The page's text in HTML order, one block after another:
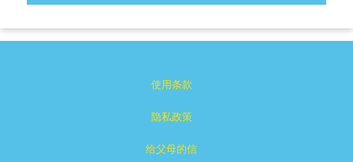
使用条款
隐私政策
给父母的信